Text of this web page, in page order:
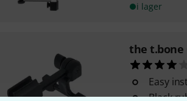
i lager
the t.bone
Easy
Black